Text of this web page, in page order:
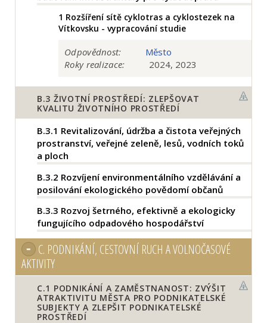
1 Rozšíření sítě cyklotras a cyklostezek na
Vítkovsku - vypracování studie
Odpovědnost:
Město
Roky realizace:
2024, 2023
B.3 ŽIVOTNÍ PROSTŘEDÍ: ZLEPŠOVAT
KVALITU ŽIVOTNÍHO PROSTŘEDÍ
B.3.1 Revitalizování, údržba a čistota veřejných
prostranství, veřejné zeleně, lesů, vodních toků
a ploch
B.3.2 Rozvíjení environmentálního vzdělávání a
posilování ekologického povědomí občanů
B.3.3 Rozvoj šetrného, efektivně a ekologicky
fungujícího odpadového hospodářství
C. PODNIKÁNÍ, CESTOVNÍ RUCH A VOLNOČASOVÉ
AKTIVITY
C.1 PODNIKÁNÍ A ZAMĚSTNANOST: ZVÝŠIT
ATRAKTIVITU MĚSTA PRO PODNIKATELSKÉ
SUBJEKTY A ZLEPŠIT PODNIKATELSKÉ
PROSTŘEDÍ